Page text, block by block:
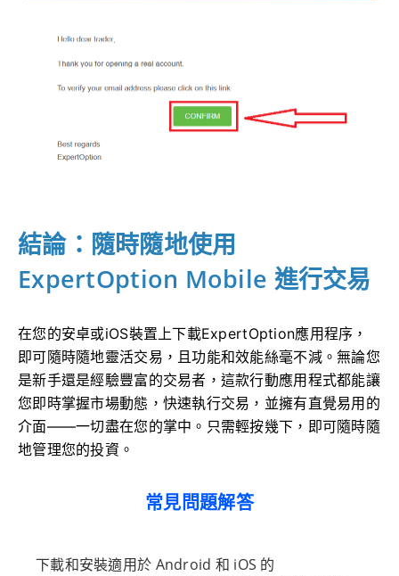
結論：隨時隨地使用
ExpertOption Mobile 進行交易
在您的安卓或iOS裝置上下載ExpertOption應用程序，
即可隨時隨地靈活交易，且功能和效能絲毫不減。無論您
是新手還是經驗豐富的交易者，這款行動應用程式都能讓
您即時掌握市場動態，快速執行交易，並擁有直覺易用的
介面——一切盡在您的掌中。只需輕按幾下，即可隨時隨
地管理您的投資。
常見問題解答
下載和安裝適用於 Android 和 iOS 的